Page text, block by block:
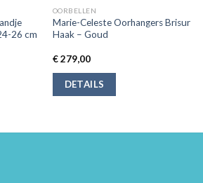
26 cm
OORBELLEN
Marie-Celeste Oorhangers Brisur
Haak – Goud
€279,00
DETAILS